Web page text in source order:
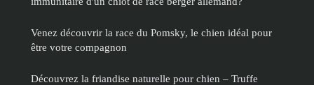
Venez découvrir la race du Pomsky, le chien idéal pour
être votre compagnon
Découvrez la friandise naturelle pour chien – Truffe